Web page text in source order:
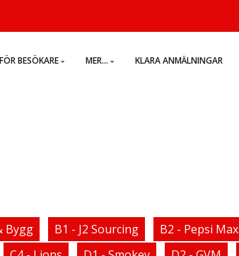
FÖR BESÖKARE MER... KLARA ANMÄLNINGAR
Bygg B1 - J2 Sourcing B2 - Pepsi Max